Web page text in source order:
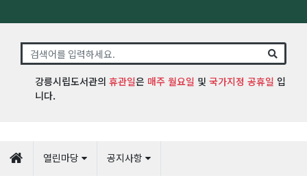
강릉시립도서관의 휴관일은 매주 월요일 및 국가지정 공휴일 입
니다.
열린마당 공지사항